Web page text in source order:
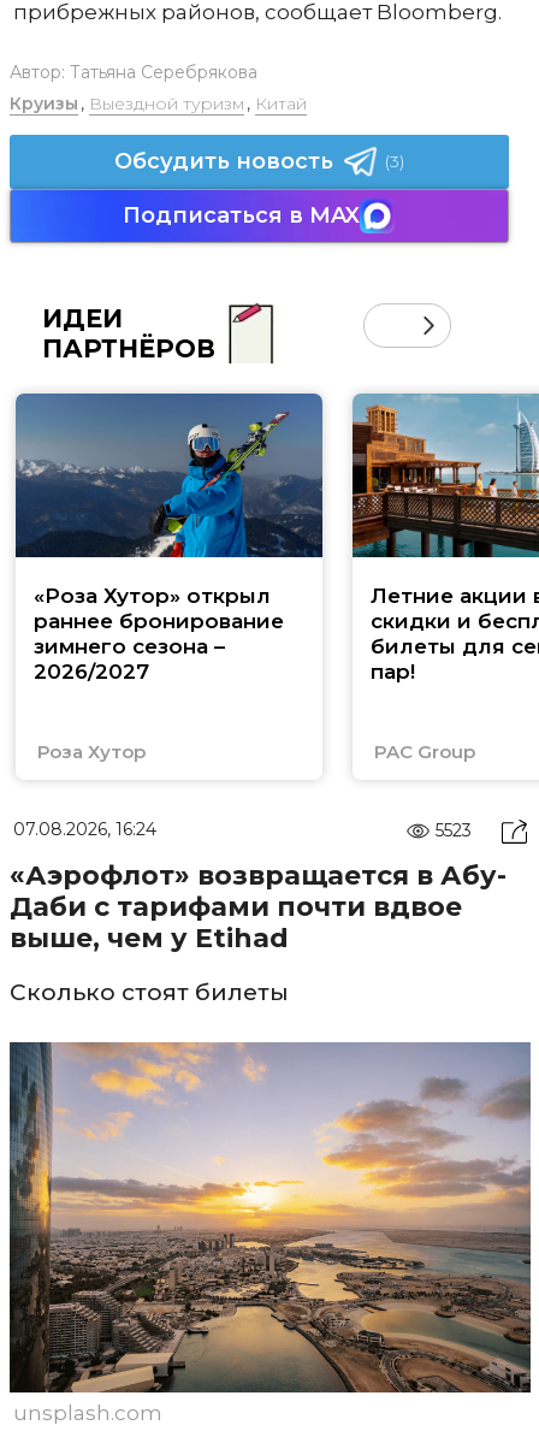
прибрежных районов, сообщает Bloomberg.
Автор: Татьяна Серебрякова
Круизы , Выездной туризм , Китай
Обсудить новость (3)
Подписаться в MAX
ИДЕИ
ПАРТНЁРОВ
«Роза Хутор» открыл
раннее бронирование
зимнего сезона –
2026/2027
Роза Хутор
Летние акции
скидки и
билеты для
пар!
PAC Group
07.08.2026, 16:24 5523
«Аэрофлот» возвращается в Абу-
Даби с тарифами почти вдвое
выше, чем у Etihad
Сколько стоят билеты
unsplash.com